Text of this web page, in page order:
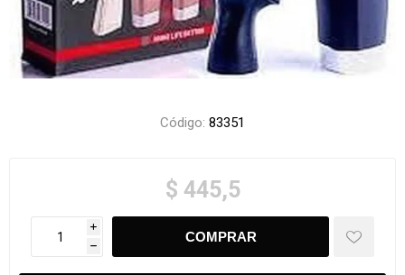
Código: 83351
$ 445,5
i
h